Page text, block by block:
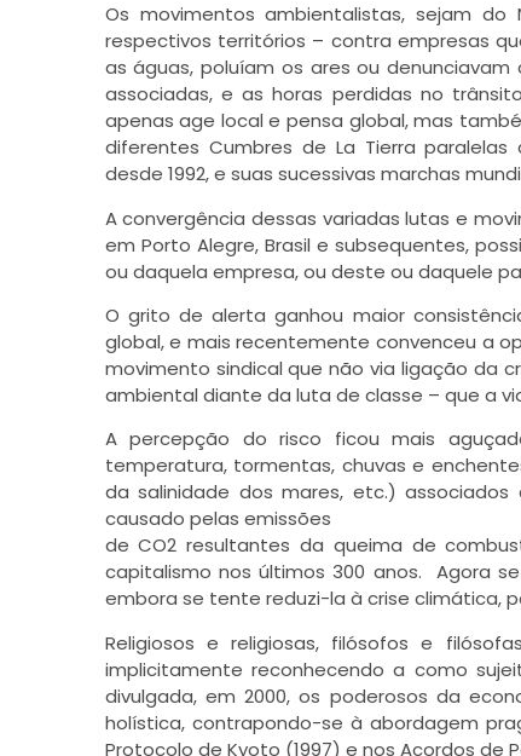
Os movimentos ambientalistas, sejam
respectivos territórios – contra empresas
as águas, poluíam os ares ou
associadas, e as horas perdidas no
apenas age local e pensa global, mas
diferentes Cumbres de La Tierra
desde 1992, e suas sucessivas marchas
A convergência dessas variadas lutas e
em Porto Alegre, Brasil e subsequentes,
ou daquela empresa, ou deste ou daquele
O grito de alerta ganhou maior
global, e mais recentemente convenceu a
movimento sindical que não via ligação da
ambiental diante da luta de classe – que a
A percepção do risco ficou mais
temperatura, tormentas, chuvas e
da salinidade dos mares, etc.)
causado pelas emissões
de CO2 resultantes da queima de
capitalismo nos últimos 300 anos. Agora
embora se tente reduzi-la à crise climática,
Religiosos e religiosas, filósofos e
implicitamente reconhecendo a como
divulgada, em 2000, os poderosos da
holística, contrapondo-se à abordagem
Protocolo de Kyoto (1997) e nos Acordos de